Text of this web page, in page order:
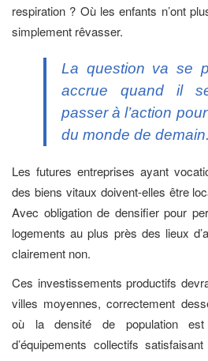
respiration ? Où les enfants n’ont
simplement rêvasser.
La question va se
accrue quand il
passer à l’action
du monde de demain.
Les futures entreprises ayant
des biens vitaux doivent-elles être
Avec obligation de densifier pour
logements au plus près des lieux
clairement non.
Ces investissements productifs
villes moyennes, correctement
où la densité de population
d’équipements collectifs